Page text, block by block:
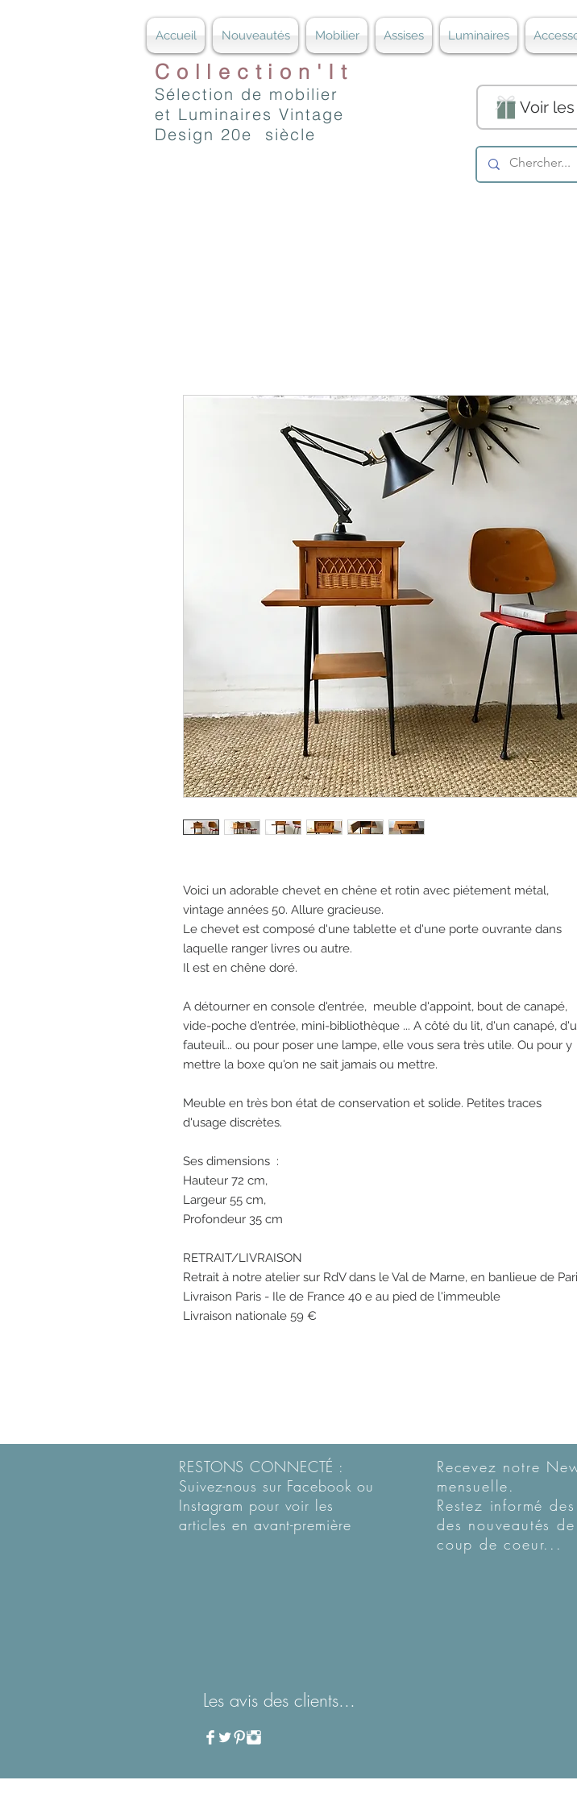
Accueil Nouveautés Mobilier Assises Luminaires
Collection'It
Sélection de mobilier
et Luminaires Vintage
Design 20e siècle
Voici un adorable chevet en chêne et rotin avec piétement métal,
vintage années 50. Allure gracieuse.
Le chevet est composé d'une tablette et d'une porte ouvrante dans
laquelle ranger livres ou autre.
Il est en chêne doré.
A détourner en console d'entrée, meuble d'appoint, bout de canapé,
vide-poche d'entrée, mini-bibliothèque ... A côté du lit, d'un canapé,
fauteuil... ou pour poser une lampe, elle vous sera très utile. Ou pour y
mettre la boxe qu'on ne sait jamais ou mettre.
Meuble en très bon état de conservation et solide. Petites traces
d'usage discrètes.
Ses dimensions :
Hauteur 72 cm,
Largeur 55 cm,
Profondeur 35 cm
RETRAIT/LIVRAISON
Retrait à notre atelier sur RdV dans le Val de Marne, en banlieue de
Livraison Paris - Ile de France 40 e au pied de l'immeuble
Livraison nationale 59 €
RESTONS CONNECTÉ :
Suivez-nous sur Facebook ou
Instagram pour voir les
articles en avant-première
Recevez notre
mensuelle.
Restez informé
des nouveautés
coup de coeur...
Les avis des clients...